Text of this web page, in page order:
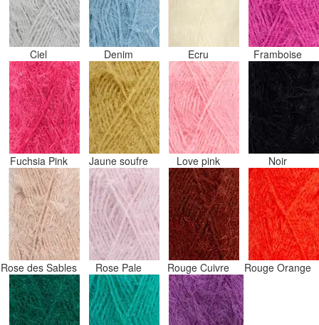
Ciel Denim Ecru Framboise
Fuchsia Pink Jaune soufre Love pink Noir
Rose des Sables Rose Pale Rouge Cuivre Rouge Orange